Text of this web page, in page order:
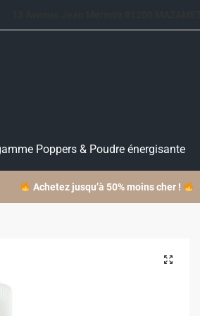
Poppers & Poudre énergisante
Achetez jusqu’à 50% moins cher !